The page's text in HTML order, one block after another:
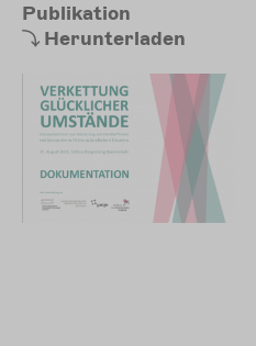
Publikation
Herunterladen